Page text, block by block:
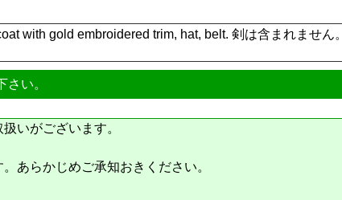
with gold embroidered trim, hat, belt. 剣は含まれません。
い。
いがございます。
あらかじめご承知おきください。